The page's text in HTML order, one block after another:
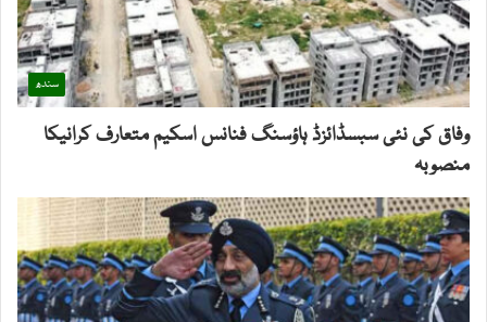
سندھ
وفاق کی نئی سبسڈائزڈ ہاؤسنگ فنانس اسکیم متعارف کرانیکا
منصوبہ